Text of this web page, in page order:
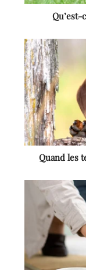
Qu’est-
Quand les